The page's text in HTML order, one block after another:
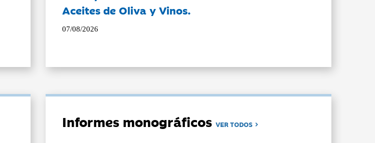
Aceites de Oliva y Vinos.
07/08/2026
Informes monográficosVER TODOS